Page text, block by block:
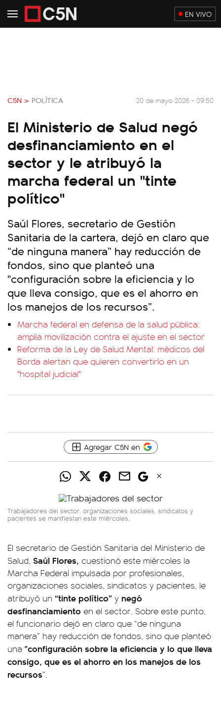
EN VIVO
C5N > POLÍTICA 20 de mayo 2026 - 09:50
El Ministerio de Salud negó
desfinanciamiento en el
sector y le atribuyó la
marcha federal un "tinte
político"
Saúl Flores, secretario de Gestión
Sanitaria de la cartera, dejó en claro que
“de ninguna manera” hay reducción de
fondos, sino que planteó una
"configuración sobre la eficiencia y lo
que lleva consigo, que es el ahorro en
los manejos de los recursos”.
Marcha federal en defensa de la salud pública:
amplia movilización contra el ajuste en el sector
Reforma de la Ley de Salud Mental: médicos del
Borda alertan que quieren convertirlo en un
"hospital judicial"
Agregar C5N en
Trabajadores del sector, organizaciones sociales, sindicatos y
pacientes se manifiestan este miércoles.
El secretario de Gestión Sanitaria del Ministerio de
Salud, Saúl Flores, cuestionó este miércoles la
Marcha Federal impulsada por profesionales,
organizaciones sociales, sindicatos y pacientes, le
atribuyó un “tinte político” y negó
desfinanciamiento en el sector. Sobre este punto,
el funcionario dejó en claro que “de ninguna
manera” hay reducción de fondos, sino que planteó
una "configuración sobre la eficiencia y lo que lleva
consigo, que es el ahorro en los manejos de los
recursos”.